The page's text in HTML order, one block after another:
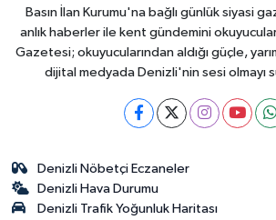
Basın İlan Kurumu'na bağlı günlük siyasi
anlık haberler ile kent gündemini
Gazetesi; okuyucularından aldığı güçle,
dijital medyada Denizli'nin sesi olmayı
Denizli Nöbetçi Eczaneler
Denizli Hava Durumu
Denizli Trafik Yoğunluk Haritası